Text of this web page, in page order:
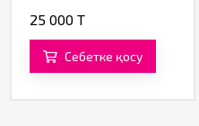
25 000 T
Себетке қосу